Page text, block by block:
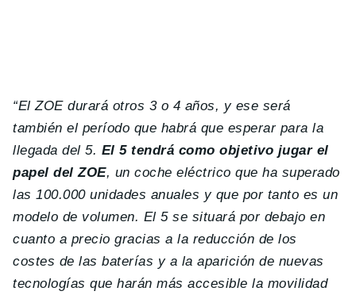
“El ZOE durará otros 3 o 4 años, y ese será
también el período que habrá que esperar para la
llegada del 5. El 5 tendrá como objetivo jugar el
papel del ZOE, un coche eléctrico que ha superado
las 100.000 unidades anuales y que por tanto es un
modelo de volumen. El 5 se situará por debajo en
cuanto a precio gracias a la reducción de los
costes de las baterías y a la aparición de nuevas
tecnologías que harán más accesible la movilidad